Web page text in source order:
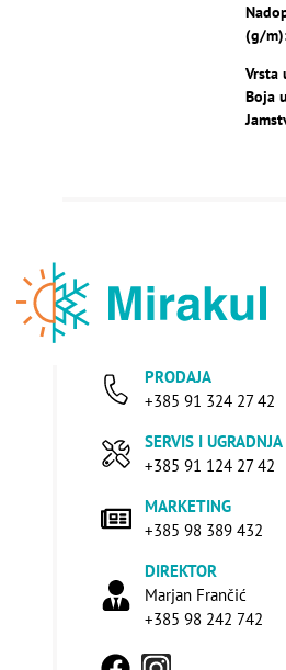
(g/
Vrsta
Boja
PRODAJA
+385 91 324 27 42
SERVIS I UGRADNJA
+385 91 124 27 42
MARKETING
+385 98 389 432
DIREKTOR
Marjan Frančić
+385 98 242 742